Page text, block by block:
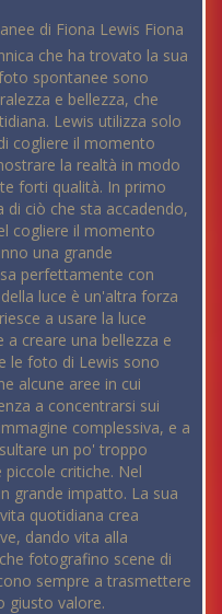
di Fiona Lewis Fiona
che ha trovato la sua
spontanee sono
e bellezza, che
Lewis utilizza solo
cogliere il momento
la realtà in modo
forti qualità. In primo
di ciò che sta accadendo,
cogliere il momento
una grande
perfettamente con
luce è un'altra forza
a usare la luce
creare una bellezza e
le foto di Lewis sono
alcune aree in cui
a concentrarsi sui
complessiva, e a
un po' troppo
critiche. Nel
grande impatto. La sua
quotidiana crea
dando vita alla
fotografino scene di
sempre a trasmettere
giusto valore.